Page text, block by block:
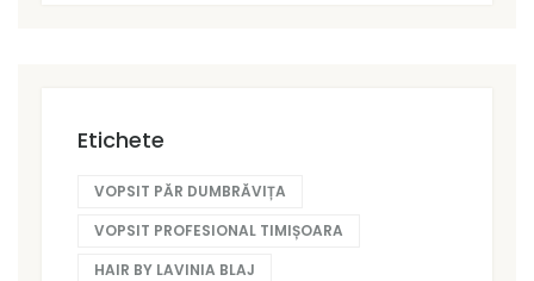
Etichete
VOPSIT PĂR DUMBRĂVIȚA
VOPSIT PROFESIONAL TIMIȘOARA
HAIR BY LAVINIA BLAJ